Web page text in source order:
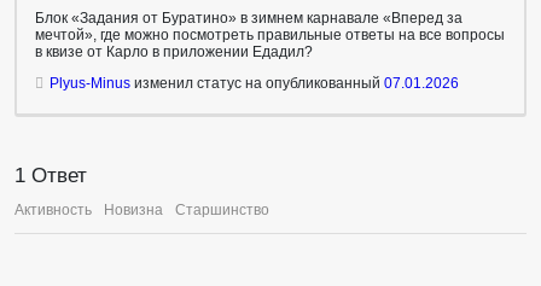
Блок «Задания от Буратино» в зимнем карнавале «Вперед за
мечтой», где можно посмотреть правильные ответы на все вопросы
в квизе от Карло в приложении Едадил?
Plyus-Minus изменил статус на опубликованный 07.01.2026
1 Ответ
Активность Новизна Старшинство